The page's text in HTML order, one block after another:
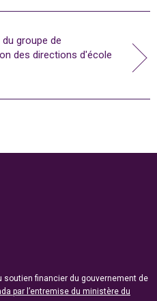
groupe de
des directions d'école
financier du gouvernement de
par l’entremise du ministère du